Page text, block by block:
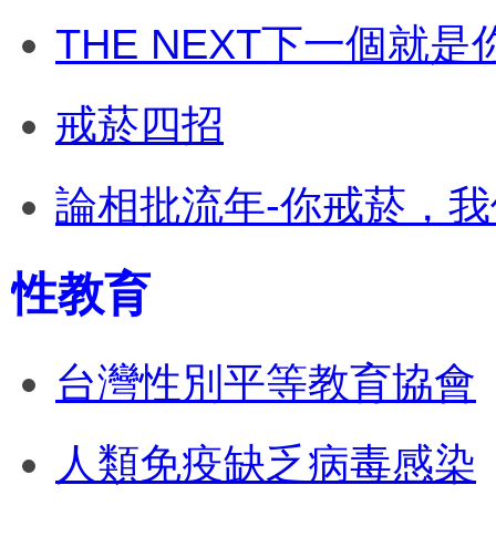
THE NEXT下一個就是
戒菸四招
論相批流年-你戒菸，
性教育
台灣性別平等教育協會
人類免疫缺乏病毒感染